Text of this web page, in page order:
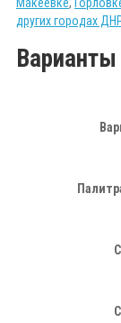
других городах